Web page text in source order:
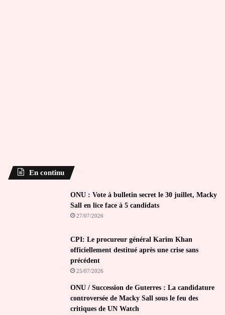
En continu
ONU : Vote à bulletin secret le 30 juillet, Macky
Sall en lice face à 5 candidats
27/07/2026
CPI: Le procureur général Karim Khan
officiellement destitué après une crise sans
précédent
25/07/2026
ONU / Succession de Guterres : La candidature
controversée de Macky Sall sous le feu des
critiques de UN Watch